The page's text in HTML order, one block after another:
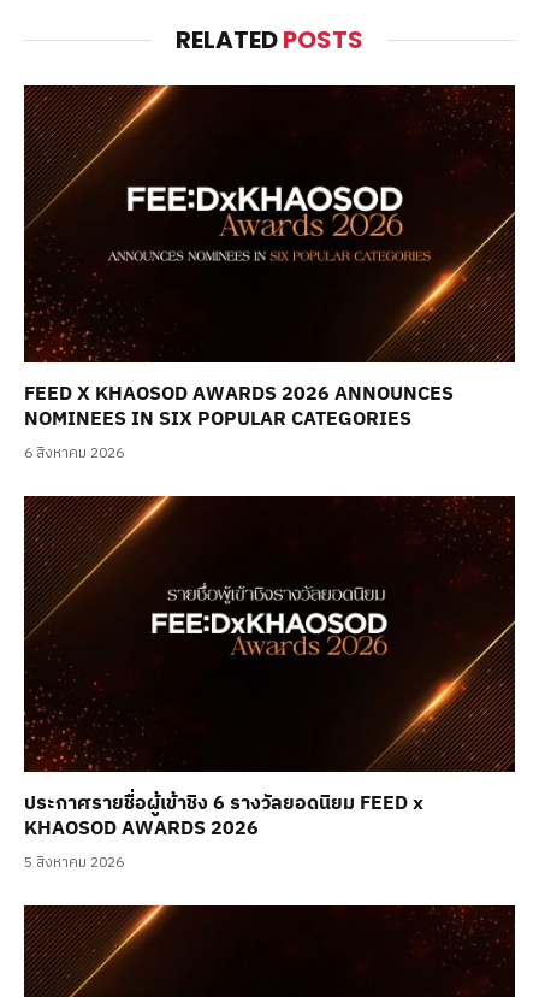
RELATEDPOSTS
FEED X KHAOSOD AWARDS 2026 ANNOUNCES
NOMINEES IN SIX POPULAR CATEGORIES
6 สิงหาคม 2026
ประกาศรายชื่อผู้เข้าชิง 6 รางวัลยอดนิยม FEED x
KHAOSOD AWARDS 2026
5 สิงหาคม 2026